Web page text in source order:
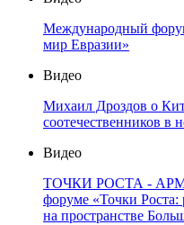
Международный
мир Евразии»
Видео
Михаил Дроздов о
соотечественников в
Видео
ТОЧКИ РОСТА -
форуме «Точки Роста:
на пространстве